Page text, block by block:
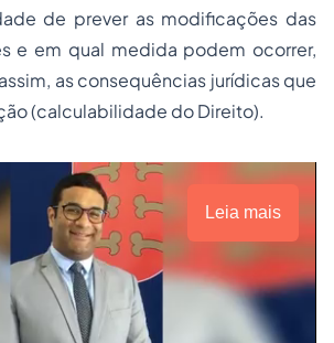
de prever as modificações das
e em qual medida podem ocorrer,
as consequências jurídicas que
(calculabilidade do Direito).
Leia mais